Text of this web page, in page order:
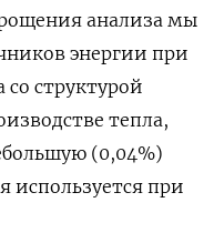
анализа мы
энергии при
со структурой
тепла,
(0,04%)
используется при